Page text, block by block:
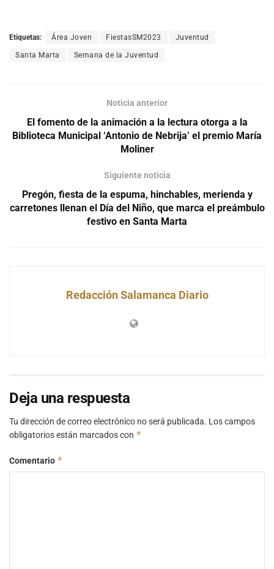
Etiquetas: Área Joven FiestasSM2023 Juventud
Santa Marta Semana de la Juventud
Noticia anterior
El fomento de la animación a la lectura otorga a la
Biblioteca Municipal ‘Antonio de Nebrija’ el premio María
Moliner
Siguiente noticia
Pregón, fiesta de la espuma, hinchables, merienda y
carretones llenan el Día del Niño, que marca el preámbulo
festivo en Santa Marta
Redacción Salamanca Diario
Deja una respuesta
Tu dirección de correo electrónico no será publicada. Los campos
obligatorios están marcados con *
Comentario *